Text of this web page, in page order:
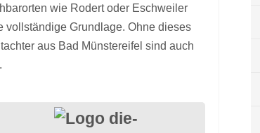
wie Rodert oder Eschweiler
vollständige Grundlage. Ohne dieses
aus Bad Münstereifel sind auch